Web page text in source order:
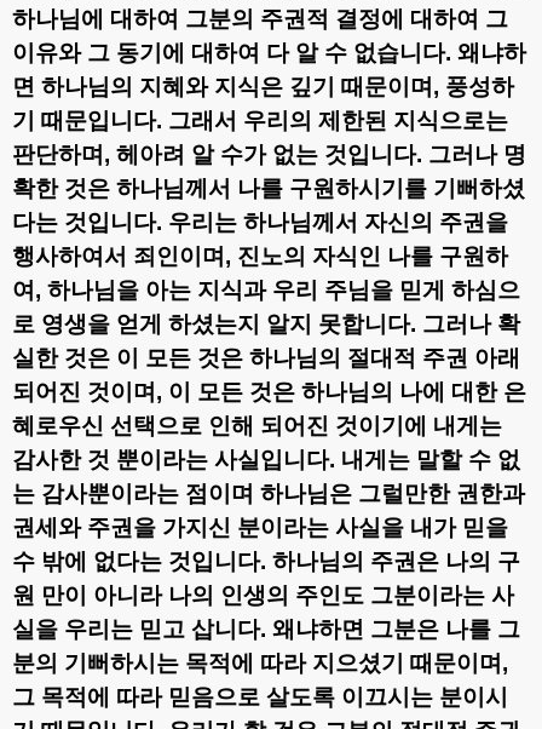
하나님에 대하여 그분의 주권적 결정에 대하여 그
이유와 그 동기에 대하여 다 알 수 없습니다. 왜냐하
면 하나님의 지혜와 지식은 깊기 때문이며 , 풍성하
기 때문입니다. 그래서 우리의 제한된 지식으로는
판단하며 , 헤아려 알 수가 없는 것입니다. 그러나 명
확한 것은 하나님께서 나를 구원하시기를 기뻐하셨
다는 것입니다. 우리는 하나님께서 자신의 주권을
행사하여서 죄인이며 , 진노의 자식인 나를 구원하
여 , 하나님을 아는 지식과 우리 주님을 믿게 하심으
로 영생을 얻게 하셨는지 알지 못합니다. 그러나 확
실한 것은 이 모든 것은 하나님의 절대적 주권 아래
되어진 것이며 , 이 모든 것은 하나님의 나에 대한 은
혜로우신 선택으로 인해 되어진 것이기에 내게는
감사한 것 뿐이라는 사실입니다. 내게는 말할 수 없
는 감사뿐이라는 점이며 하나님은 그럴만한 권한과
권세와 주권을 가지신 분이라는 사실을 내가 믿을
수 밖에 없다는 것입니다. 하나님의 주권은 나의 구
원 만이 아니라 나의 인생의 주인도 그분이라는 사
실을 우리는 믿고 삽니다. 왜냐하면 그분은 나를 그
분의 기뻐하시는 목적에 따라 지으셨기 때문이며 ,
그 목적에 따라 믿음으로 살도록 이끄시는 분이시